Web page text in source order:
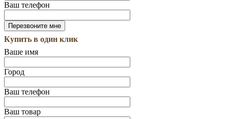
Ваш телефон
Купить в один клик
Ваше имя
Город
Ваш телефон
Ваш товар